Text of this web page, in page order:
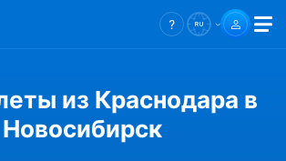
из Краснодара в
Новосибирск